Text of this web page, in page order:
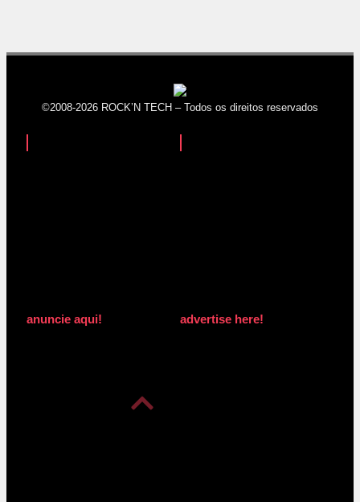
©2008-2026 ROCK’N TECH – Todos os direitos reservados
anuncie aqui! advertise here!